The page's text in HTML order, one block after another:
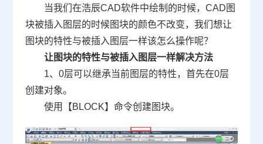
当我们在浩辰CAD软件中绘制的时候， CAD 图
块被插入图层的时候图块的颜色不改变，我们想让
图块的特性与被插入图层一样该怎么操作呢？
让图块的特性与被插入图层一样解决方法
1、 0层可以继承当前图层的特性，首先在0层
创建对象。
使用【 BLOCK】命令创建图块。